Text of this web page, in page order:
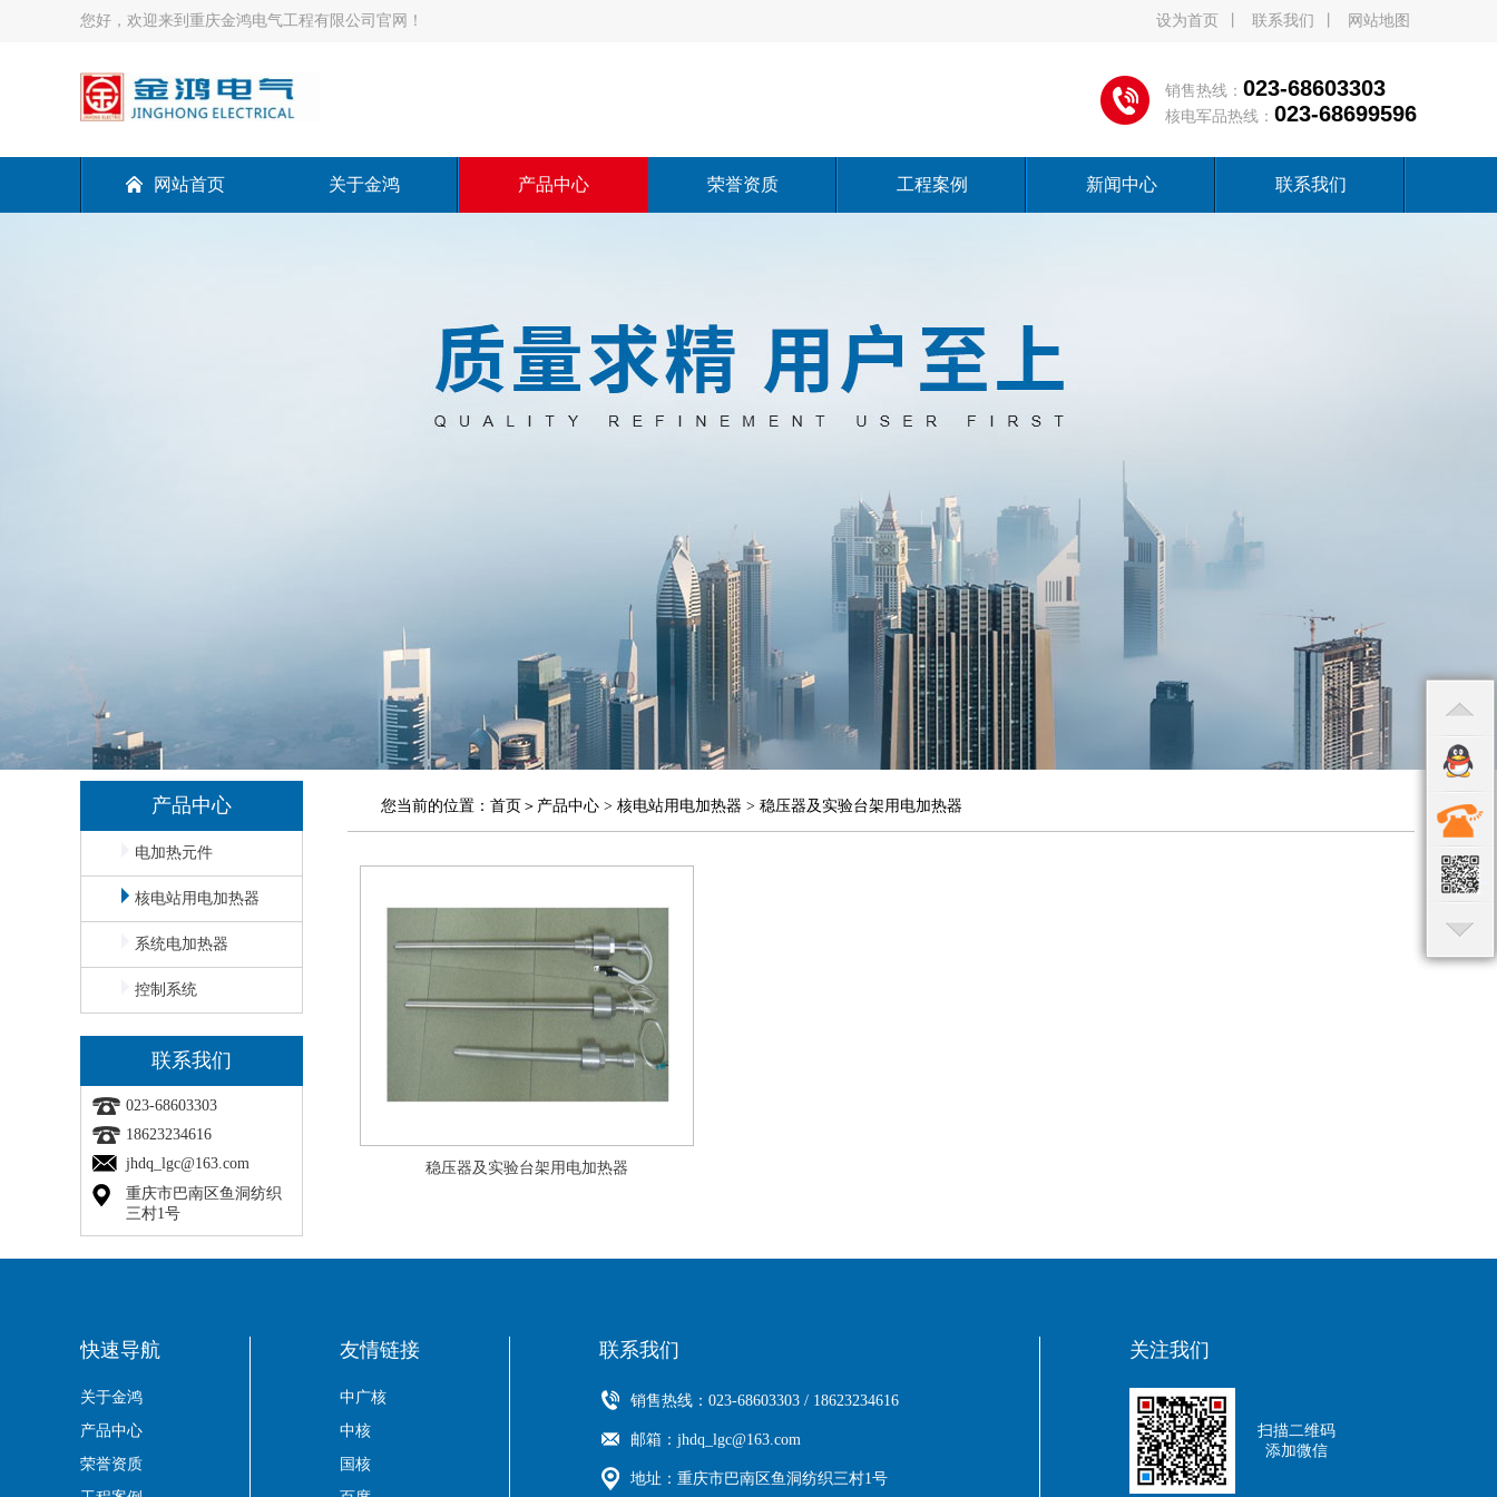
您好，欢迎来到重庆金鸿电气工程有限公司官网！ 设为首页 联系我们 网站地图
销售热线： 023-68603303
核电军品热线： 023-68699596
网站首页 关于金鸿 产品中心 荣誉资质 工程案例 新闻中心 联系我们
产品中心
电加热元件
核电站用电加热器
系统电加热器
控制系统
联系我们
023-68603303
18623234616
jhdq_lgc@163.com
重庆市巴南区鱼洞纺织
三村1号
您当前的位置： 首页 ＞ 产品中心 > 核电站用电加热器 > 稳压器及实验台架用电加热器
稳压器及实验台架用电加热器
快速导航
关于金鸿
产品中心
荣誉资质
友情链接
中广核
中核
国核
联系我们
销售热线： 023-68603303 / 18623234616
邮箱： jhdq_lgc@163.com
地址： 重庆市巴南区鱼洞纺织三村1号
关注我们
扫描二维码
添加微信